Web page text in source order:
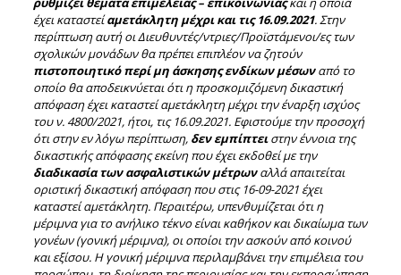
έχει καταστείαμετάκλητη μέχρι και τις 16.09.2021. Στην
περίπτωση αυτή οι Διευθυντές/ντριες/Προϊστάμενοι/ες των
σχολικών μονάδων θα πρέπει επιπλέον να ζητούν
πιστοποιητικό περί μη άσκησης ενδίκων μέσωναπό το
οποίο θα αποδεικνύεται ότι η προσκομιζόμενη δικαστική
απόφαση έχει καταστεί αμετάκλητη μέχρι την έναρξη ισχύος
του ν. 4800/2021, ήτοι, τις 16.09.2021. Εφιστούμε την προσοχή
ότι στην εν λόγω περίπτωση, δεν εμπίπτειστην έννοια της
δικαστικής απόφασης εκείνη που έχει εκδοθεί με την
διαδικασία των ασφαλιστικών μέτρωναλλά απαιτείται
οριστική δικαστική απόφαση που στις 16-09-2021 έχει
καταστεί αμετάκλητη. Περαιτέρω, υπενθυμίζεται ότι η
μέριμνα για το ανήλικο τέκνο είναι καθήκον και δικαίωμα των
γονέων (γονική μέριμνα), οι οποίοι την ασκούν από κοινού
και εξίσου. Η γονική μέριμνα περιλαμβάνει την επιμέλεια του